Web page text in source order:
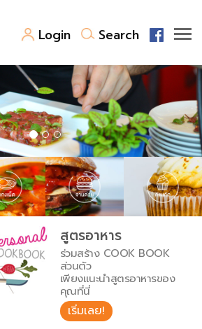
Login Search
ด
วยการตวง
ณหภูมิ
ำหนักวัตถุดิบ
สูตรอาหาร
ร่วมสร้าง COOK BOOK
ส่วนตัว
เพียงแนะนำสูตรอาหารของ
คุณที่นี่
เริ่มเลย!